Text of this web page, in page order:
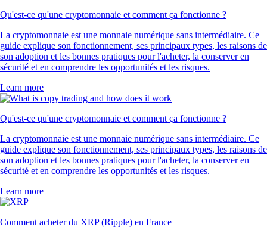
Qu'est-ce qu'une cryptomonnaie et comment ça fonctionne ?
La cryptomonnaie est une monnaie numérique sans intermédiaire. Ce
guide explique son fonctionnement, ses principaux types, les raisons de
son adoption et les bonnes pratiques pour l'acheter, la conserver en
sécurité et en comprendre les opportunités et les risques.
Learn more
Qu'est-ce qu'une cryptomonnaie et comment ça fonctionne ?
La cryptomonnaie est une monnaie numérique sans intermédiaire. Ce
guide explique son fonctionnement, ses principaux types, les raisons de
son adoption et les bonnes pratiques pour l'acheter, la conserver en
sécurité et en comprendre les opportunités et les risques.
Learn more
Comment acheter du XRP (Ripple) en France